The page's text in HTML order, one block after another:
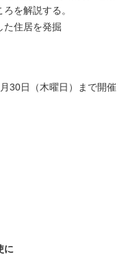
を解説する。
た住居を発掘
30日（木曜日）まで開催
に